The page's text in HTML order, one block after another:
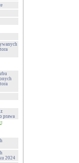
prawa
2024